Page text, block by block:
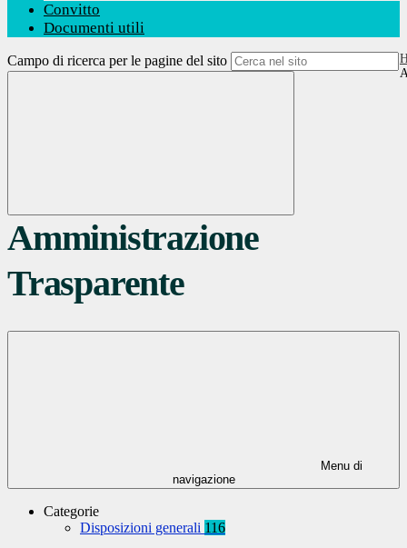
Convitto
Documenti utili
Campo di ricerca per le pagine del sito
Amministrazione
Trasparente
Menu di
navigazione
Categorie
Disposizioni generali 116